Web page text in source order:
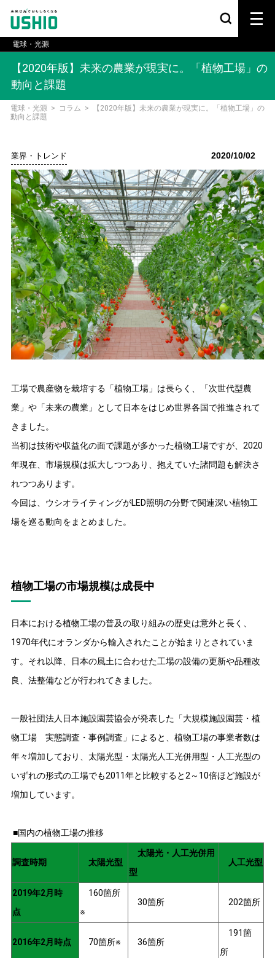
電球・光源
【2020年版】未来の農業が現実に。「植物工場」の
動向と課題
電球・光源 > コラム >
【2020年版】未来の農業が現実に。「植物工場」の
動向と課題
業界・トレンド 2020/10/02
工場で農産物を栽培する「植物工場」は長らく、「次世代型農
業」や「未来の農業」として日本をはじめ世界各国で推進されて
きました。
当初は技術や収益化の面で課題が多かった植物工場ですが、2020
年現在、市場規模は拡大しつつあり、抱えていた諸問題も解決さ
れつつあります。
今回は、ウシオライティングがLED照明の分野で関連深い植物工
場を巡る動向をまとめました。
植物工場の市場規模は成長中
日本における植物工場の普及の取り組みの歴史は意外と長く、
1970年代にオランダから輸入されたことが始まりとされていま
す。それ以降、日本の風土に合わせた工場の設備の更新や品種改
良、法整備などが行われてきました。
一般社団法人日本施設園芸協会が発表した「大規模施設園芸・植
物工場 実態調査・事例調査」によると、植物工場の事業者数は
年々増加しており、太陽光型・太陽光人工光併用型・人工光型の
いずれの形式の工場でも2011年と比較すると2～10倍ほど施設が
増加しています。
■国内の植物工場の推移
調査時期 太陽光型
太陽光・人工光併用
型
人工光型
2019年2月時
点
160箇所
※
30箇所 202箇所
2016年2月時点 70箇所※ 36箇所
191箇
所